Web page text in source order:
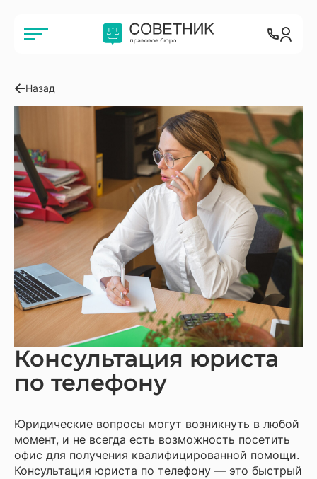
Назад
Консультация юриста
по телефону
Юридические вопросы могут возникнуть в любой
момент, и не всегда есть возможность посетить
офис для получения квалифицированной помощи.
Консультация юриста по телефону — это быстрый